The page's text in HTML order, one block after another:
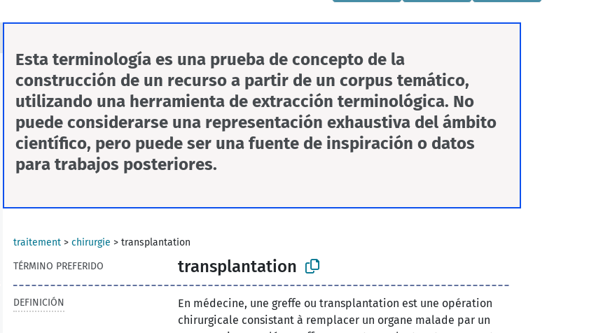
Esta terminología es una prueba de concepto de la
construcción de un recurso a partir de un corpus temático,
utilizando una herramienta de extracción terminológica. No
puede considerarse una representación exhaustiva del ámbito
científico, pero puede ser una fuente de inspiración o datos
para trabajos posteriores.
traitement > chirurgie > transplantation
TÉRMINO PREFERIDO
transplantation
DEFINICIÓN
En médecine, une greffe ou transplantation est une opération
chirurgicale consistant à remplacer un organe malade par un